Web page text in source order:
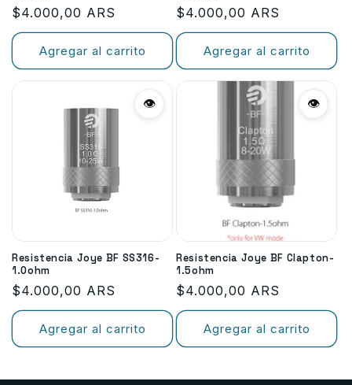
Precio
habitual
$4.000,00 ARS
Agregar al carrito
Precio
habitual
$4.000,00 ARS
Agregar al carrito
👁
Resistencia Joye BF SS316-
1.0ohm
Precio
habitual
$4.000,00 ARS
Agregar al carrito
👁
Resistencia Joye BF Clapton-
1.5ohm
Precio
habitual
$4.000,00 ARS
Agregar al carrito